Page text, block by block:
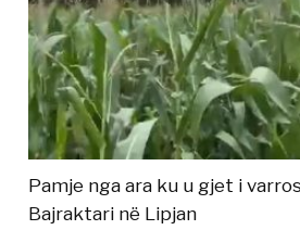
Pamje nga ara ku u gjet i
Bajraktari në Lipjan